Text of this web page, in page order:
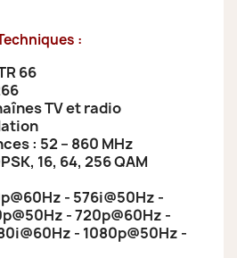
:
66
TV et radio
: 52 – 860 MHz
16, 64, 256 QAM
- 576i@50Hz -
- 720p@60Hz -
- 1080p@50Hz -